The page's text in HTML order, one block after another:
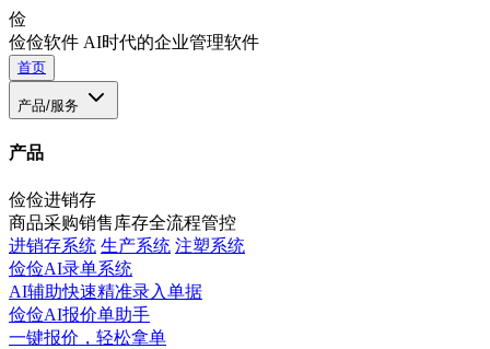
俭
俭俭软件 AI时代的企业管理软件
首页
产品/服务
产品
俭俭进销存
商品采购销售库存全流程管控
进销存系统 生产系统 注塑系统
俭俭AI录单系统
AI辅助快速精准录入单据
俭俭AI报价单助手
一键报价，轻松拿单